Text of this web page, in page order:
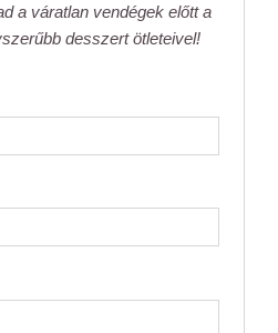
a váratlan vendégek előtt a
desszert ötleteivel!